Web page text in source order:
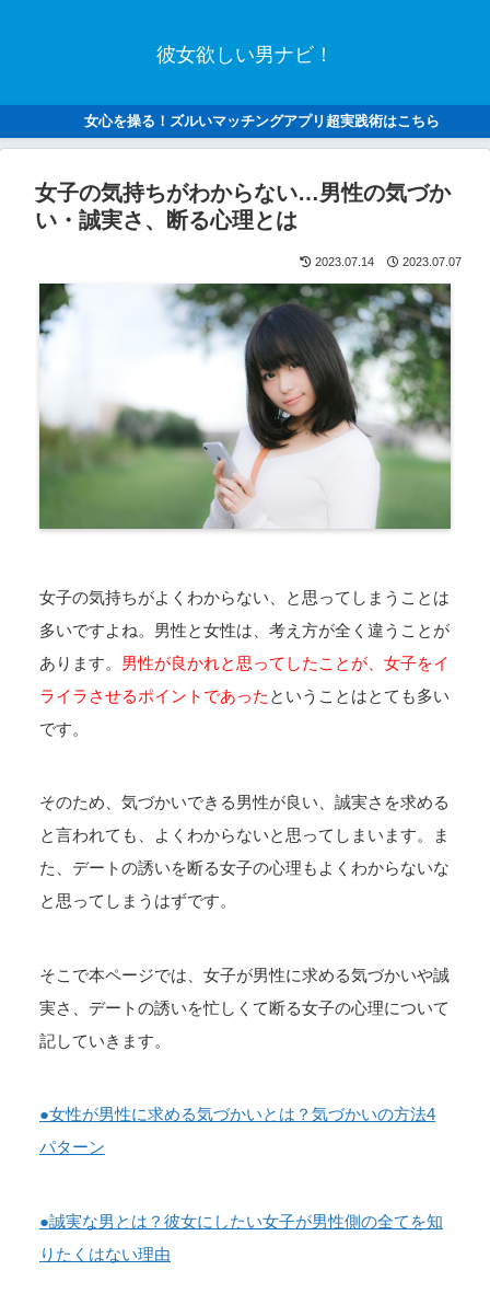
彼女欲しい男ナビ！
女心を操る！ズルいマッチングアプリ超実践術はこちら
女子の気持ちがわからない…男性の気づか
い・誠実さ、断る心理とは
2023.07.14 2023.07.07
女子の気持ちがよくわからない、と思ってしまうことは
多いですよね。男性と女性は、考え方が全く違うことが
あります。 男性が良かれと思ってしたことが、女子をイ
ライラさせるポイントであった ということはとても多い
です。
そのため、気づかいできる男性が良い、誠実さを求める
と言われても、よくわからないと思ってしまいます。ま
た、デートの誘いを断る女子の心理もよくわからないな
と思ってしまうはずです。
そこで本ページでは、女子が男性に求める気づかいや誠
実さ、デートの誘いを忙しくて断る女子の心理について
記していきます。
●女性が男性に求める気づかいとは？気づかいの方法4
パターン
●誠実な男とは？彼女にしたい女子が男性側の全てを知
りたくはない理由